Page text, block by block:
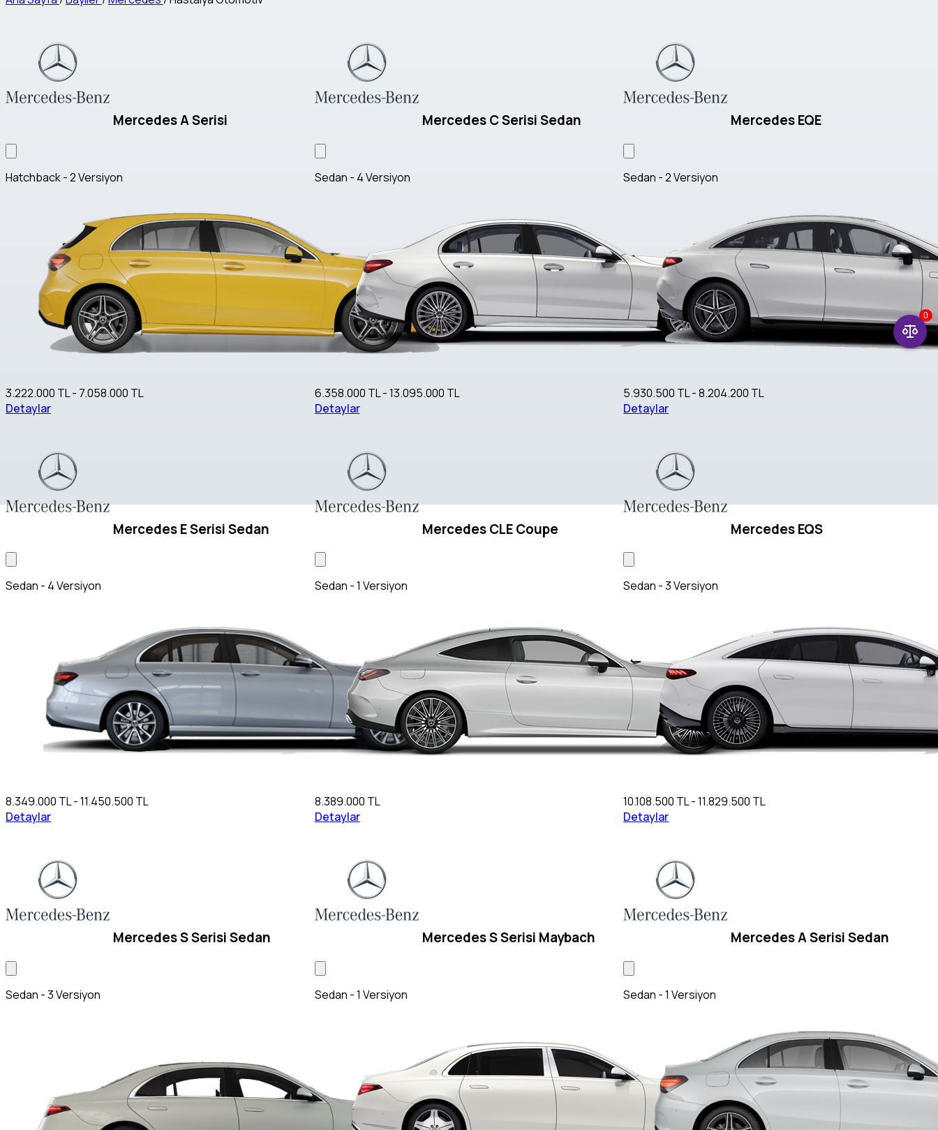
Mercedes A Serisi
Hatchback - 2 Versiyon
3.222.000 TL - 7.058.000 TL
Detaylar
Mercedes C Serisi Sedan
Sedan - 4 Versiyon
6.358.000 TL - 13.095.000 TL
Detaylar
Mercedes EQE
Sedan - 2 Versiyon
5.930.500 TL - 8.204.200 TL
Detaylar
Mercedes E Serisi Sedan
Sedan - 4 Versiyon
8.349.000 TL - 11.450.500 TL
Detaylar
Mercedes CLE Coupe
Sedan - 1 Versiyon
8.389.000 TL
Detaylar
Mercedes EQS
Sedan - 3 Versiyon
10.108.500 TL - 11.829.500 TL
Detaylar
Mercedes S Serisi Sedan
Sedan - 3 Versiyon
Mercedes S Serisi Maybach
Sedan - 1 Versiyon
Mercedes A Serisi Sedan
Sedan - 1 Versiyon
0